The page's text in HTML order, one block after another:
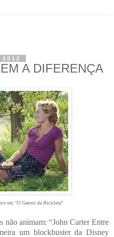
A DIFERENÇA
em "O Garoto da Bicicleta"
não animam: “John Carter Entre
um blockbuster da Disney